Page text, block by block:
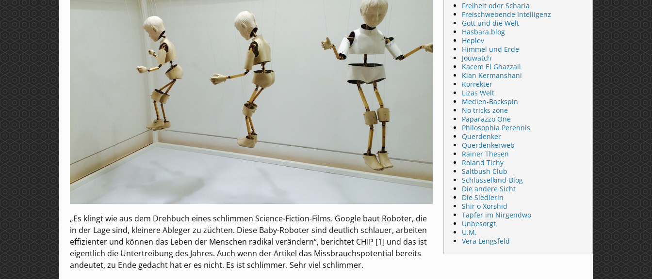
„Es klingt wie aus dem Drehbuch eines schlimmen Science-Fiction-Films. Google baut Roboter, die
in der Lage sind, kleinere Ableger zu züchten. Diese Baby-Roboter sind deutlich schlauer, arbeiten
effizienter und können das Leben der Menschen radikal verändern“, berichtet CHIP [1] und das ist
eigentlich die Untertreibung des Jahres. Auch wenn der Artikel das Missbrauchspotential bereits
andeutet, zu Ende gedacht hat er es nicht. Es ist schlimmer. Sehr viel schlimmer.
Freiheit oder Scharia
Freischwebende Intelligenz
Gott und die Welt
Hasbara.blog
Heplev
Himmel und Erde
Jouwatch
Kacem El Ghazzali
Kian Kermanshani
Korrekter
Lizas Welt
Medien-Backspin
No tricks zone
Paparazzo One
Philosophia Perennis
Querdenker
Querdenkerweb
Rainer Thesen
Roland Tichy
Saltbush Club
Schlüsselkind-Blog
Die andere Sicht
Die Siedlerin
Shir o Xorshid
Tapfer im Nirgendwo
Unbesorgt
U.M.
Vera Lengsfeld